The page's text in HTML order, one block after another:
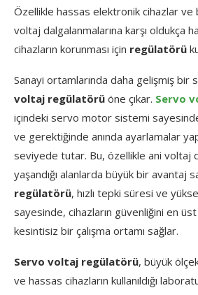
Özellikle hassas elektronik cihazlar ve
voltaj dalgalanmalarına karşı oldukça
cihazların korunması için regülatörü
Sanayi ortamlarında daha gelişmiş bir
voltaj regülatörü öne çıkar. Servo
içindeki servo motor sistemi
ve gerektiğinde anında ayarlamalar
seviyede tutar. Bu, özellikle ani voltaj
yaşandığı alanlarda büyük bir avantaj
regülatörü, hızlı tepki süresi ve
sayesinde, cihazların güvenliğini en
kesintisiz bir çalışma ortamı sağlar.
Servo voltaj regülatörü, büyük
ve hassas cihazların kullanıldığı